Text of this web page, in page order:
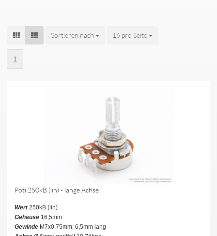
Sortieren nach
Sortieren nach 16 pro Seite
pro Seite
1
Poti 250kB (lin) - lange Achse
Wert250kB (lin)
Gehäuse 16,5mm
Gewinde M7x0,75mm; 6,5mm lang